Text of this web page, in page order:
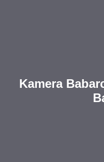
Kamera